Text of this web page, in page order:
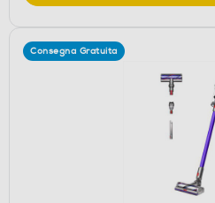
Consegna Gratuita